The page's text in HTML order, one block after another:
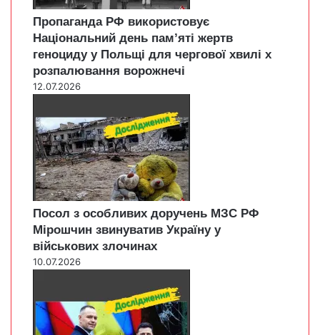
Пропаганда РФ використовує
Національний день пам’яті жертв
геноциду у Польщі для чергової хвилі х
розпалювання ворожнечі
12.07.2026
Посол з особливих доручень МЗС РФ
Мірошчин звинуватив Україну у
військових злочинах
10.07.2026